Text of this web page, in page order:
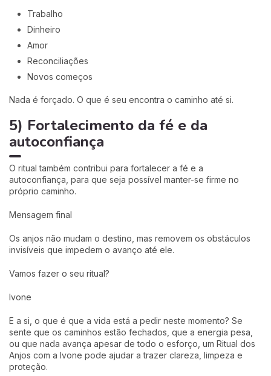
Trabalho
Dinheiro
Amor
Reconciliações
Novos começos
Nada é forçado. O que é seu encontra o caminho até si.
5) Fortalecimento da fé e da
autoconfiança
O ritual também contribui para fortalecer a fé e a
autoconfiança, para que seja possível manter-se firme no
próprio caminho.
Mensagem final
Os anjos não mudam o destino, mas removem os obstáculos
invisíveis que impedem o avanço até ele.
Vamos fazer o seu ritual?
Ivone
E a si, o que é que a vida está a pedir neste momento? Se
sente que os caminhos estão fechados, que a energia pesa,
ou que nada avança apesar de todo o esforço, um Ritual dos
Anjos com a Ivone pode ajudar a trazer clareza, limpeza e
proteção.